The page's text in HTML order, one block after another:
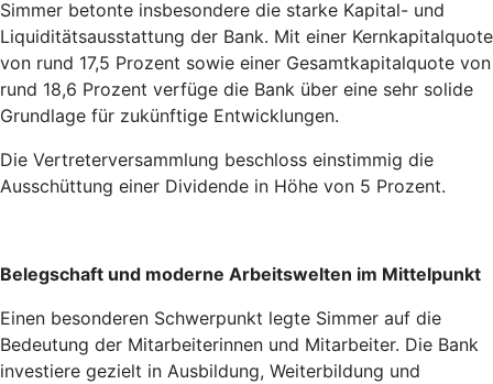
Simmer betonte insbesondere die starke Kapital- und
Liquiditätsausstattung der Bank. Mit einer Kernkapitalquote
von rund 17,5 Prozent sowie einer Gesamtkapitalquote von
rund 18,6 Prozent verfüge die Bank über eine sehr solide
Grundlage für zukünftige Entwicklungen.
Die Vertreterversammlung beschloss einstimmig die
Ausschüttung einer Dividende in Höhe von 5 Prozent.
Belegschaft und moderne Arbeitswelten im Mittelpunkt
Einen besonderen Schwerpunkt legte Simmer auf die
Bedeutung der Mitarbeiterinnen und Mitarbeiter. Die Bank
investiere gezielt in Ausbildung, Weiterbildung und